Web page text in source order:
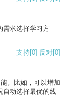
需求选择学习方
支持[0] 反对[0]
。比如，可以增加
自动选择最优的线